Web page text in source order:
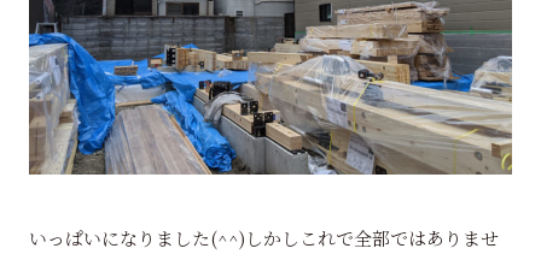
いっぱいになりました(^^)しかしこれで全部ではありませ